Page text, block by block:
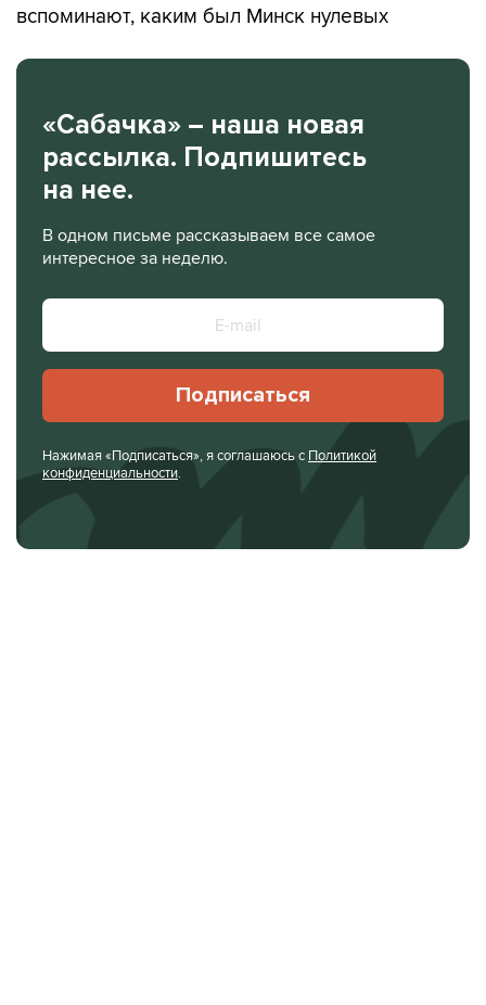
вспоминают, каким был Минск нулевых
«Сабачка» – наша новая
рассылка. Подпишитесь
на нее.
В одном письме рассказываем все самое
интересное за неделю.
Подписаться
Нажимая «Подписаться», я соглашаюсь с Политикой
конфиденциальности.